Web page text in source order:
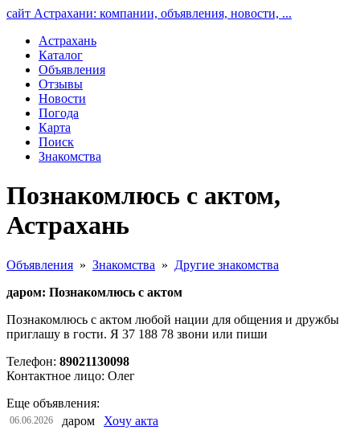
сайт Астрахани: компании, объявления, новости, ...
Астрахань
Каталог
Объявления
Отзывы
Новости
Погода
Карта
Поиск
Знакомства
Познакомлюсь с актом,
Астрахань
Объявления » Знакомства » Другие знакомства
даром: Познакомлюсь с актом
Познакомлюсь с актом любой нации для общения и дружбы
приглашу в гости. Я 37 188 78 звони или пиши
Телефон: 89021130098
Контактное лицо: Олег
Еще объявления:
06.06.2026 даром Хочу акта